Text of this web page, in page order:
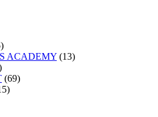
ACADEMY (13)
(69)